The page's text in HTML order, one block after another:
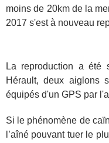
moins de 20km de la
2017 s'est à nouveau
La reproduction a
Hérault, deux aiglons
équipés d'un GPS par
Si le phénomène de
l’aîné pouvant tuer le